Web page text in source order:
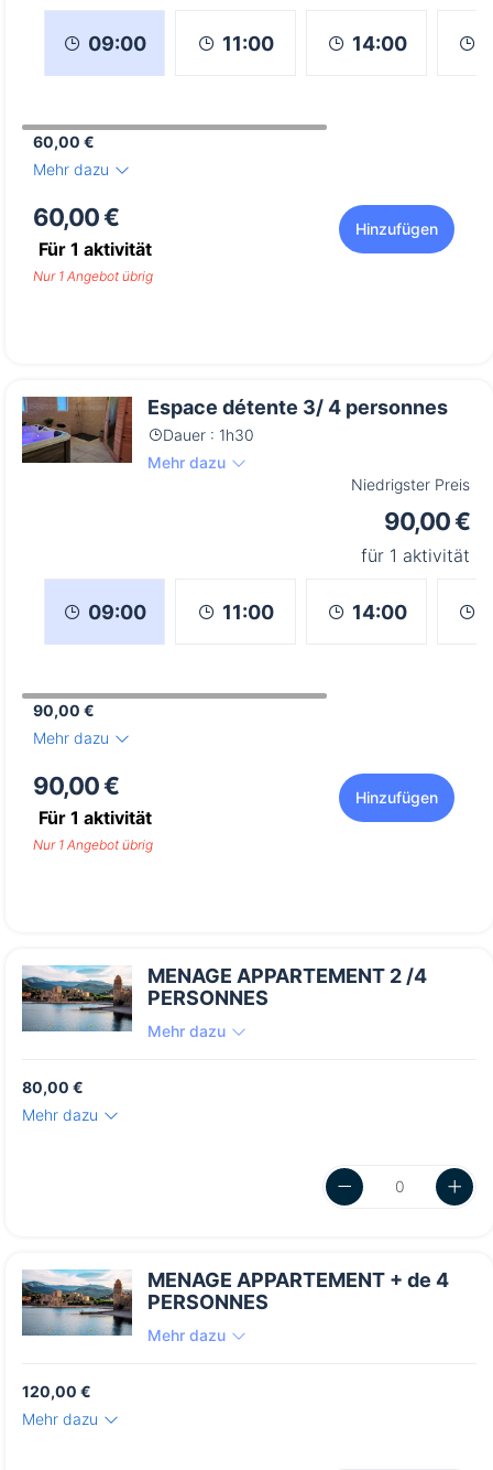
09:00 11:00 14:00
60,00 €
Mehr dazu
60,00 €
Für 1 aktivität
Hinzufügen
Nur 1 Angebot übrig
Espace détente 3/ 4 personnes
Dauer : 1h30
Mehr dazu
Niedrigster Preis
90,00 €
für 1 aktivität
09:00 11:00 14:00
90,00 €
Mehr dazu
90,00 €
Für 1 aktivität
Hinzufügen
Nur 1 Angebot übrig
MENAGE APPARTEMENT 2 /4
PERSONNES
Mehr dazu
80,00 €
Mehr dazu
MENAGE APPARTEMENT + de 4
PERSONNES
Mehr dazu
120,00 €
Mehr dazu